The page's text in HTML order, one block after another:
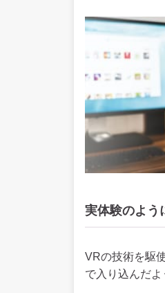
実体験のよう
VRの技術を駆
で入り込んだよ